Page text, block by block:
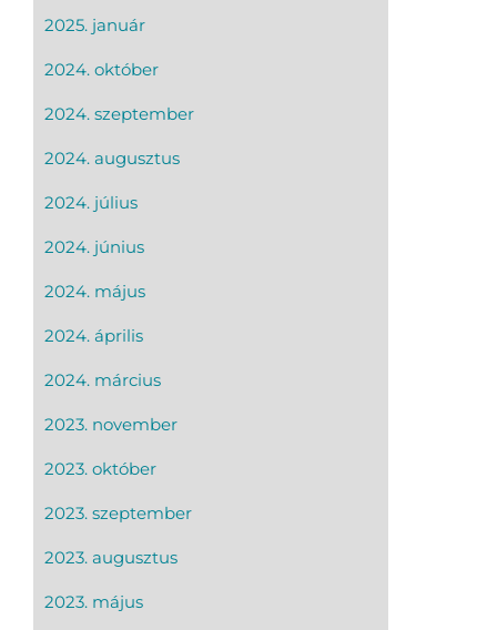
2025. január
2024. október
2024. szeptember
2024. augusztus
2024. július
2024. június
2024. május
2024. április
2024. március
2023. november
2023. október
2023. szeptember
2023. augusztus
2023. május